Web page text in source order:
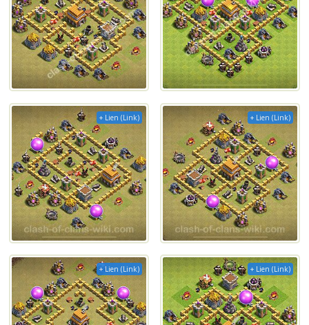
+ Lien (Link) + Lien (Link)
+ Lien (Link) + Lien (Link)